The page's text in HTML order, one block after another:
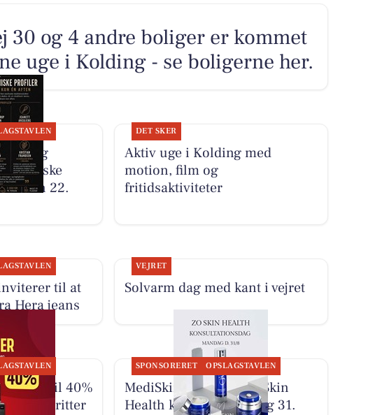
30 og 4 andre boliger er kommet
uge i Kolding - se boligerne her.
den 22.
DET SKER
Aktiv uge i Kolding med
motion, film og
fritidsaktiviteter
til at
Hera jeans
VEJRET
Solvarm dag med kant i vejret
har op til 40%
SPONSORERET OPSLAGSTAVLEN
MediSkin gentager ZO Skin
Health konsultationsdag 31.